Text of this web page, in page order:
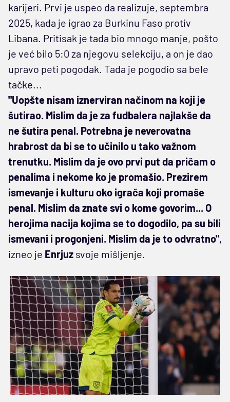
karijeri. Prvi je uspeo da realizuje, septembra
2025, kada je igrao za Burkinu Faso protiv
Libana. Pritisak je tada bio mnogo manje, pošto
je već bilo 5:0 za njegovu selekciju, a on je dao
upravo peti pogodak. Tada je pogodio sa bele
tačke...
"Uopšte nisam iznerviran načinom na koji je
šutirao. Mislim da je za fudbalera najlakše da
ne šutira penal. Potrebna je neverovatna
hrabrost da bi se to učinilo u tako važnom
trenutku. Mislim da je ovo prvi put da pričam o
penalima i nekome ko je promašio. Prezirem
ismevanje i kulturu oko igrača koji promaše
penal. Mislim da znate svi o kome govorim... O
herojima nacija kojima se to dogodilo, pa su bili
ismevani i progonjeni. Mislim da je to odvratno",
izneo je Enrjuz svoje mišljenje.